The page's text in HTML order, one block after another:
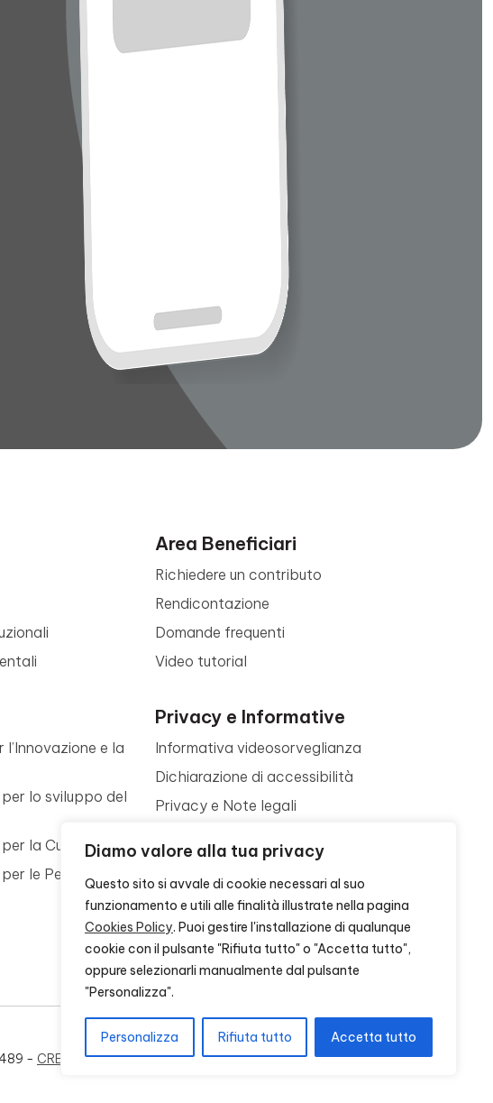
Diamo valore alla tua privacy
Questo sito si avvale di cookie necessari al suo
funzionamento e utili alle finalità illustrate nella pagina
Cookies Policy. Puoi gestire l'installazione di qualunque
cookie con il pulsante "Rifiuta tutto" o "Accetta tutto",
oppure selezionarli manualmente dal pulsante
"Personalizza".
Personalizza Rifiuta tutto Accetta tutto
e la
lo sviluppo del
la Cultura
le Persone
Area Beneficiari
Richiedere un contributo
Rendicontazione
Domande frequenti
Video tutorial
Privacy e Informative
Informativa videosorveglianza
Dichiarazione di accessibilità
Privacy e Note legali
Contattaci
- CREDITS